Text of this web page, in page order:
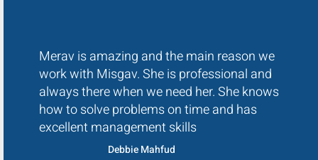
Merav is amazing and the main reason we
work with Misgav. She is professional and
always there when we need her. She knows
how to solve problems on time and has
excellent management skills
Debbie Mahfud